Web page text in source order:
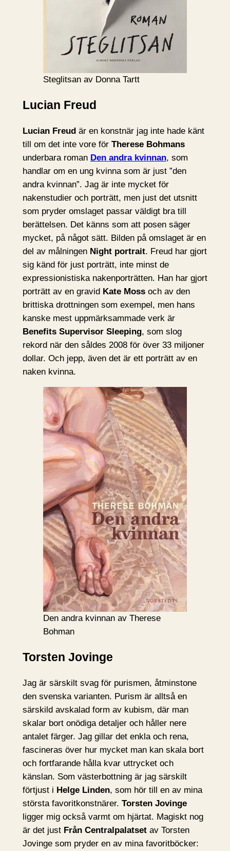
Steglitsan av Donna Tartt
Lucian Freud
Lucian Freudär en konstnär jag inte hade känt
till om det inte vore för Therese Bohmans
underbara roman Den andra kvinnan, som
handlar om en ung kvinna som är just ”den
andra kvinnan”. Jag är inte mycket för
nakenstudier och porträtt, men just det utsnitt
som pryder omslaget passar väldigt bra till
berättelsen. Det känns som att posen säger
mycket, på något sätt. Bilden på omslaget är en
del av målningen Night portrait. Freud har gjort
sig känd för just porträtt, inte minst de
expressionistiska nakenporträtten. Han har gjort
porträtt av en gravid Kate Mossoch av den
brittiska drottningen som exempel, men hans
kanske mest uppmärksammade verk är
Benefits Supervisor Sleeping, som slog
rekord när den såldes 2008 för över 33 miljoner
dollar. Och jepp, även det är ett porträtt av en
naken kvinna.
Den andra kvinnan av Therese
Bohman
Torsten Jovinge
Jag är särskilt svag för purismen, åtminstone
den svenska varianten. Purism är alltså en
särskild avskalad form av kubism, där man
skalar bort onödiga detaljer och håller nere
antalet färger. Jag gillar det enkla och rena,
fascineras över hur mycket man kan skala bort
och fortfarande hålla kvar uttrycket och
känslan. Som västerbottning är jag särskilt
förtjust i Helge Linden, som hör till en av mina
största favoritkonstnärer. Torsten Jovinge
ligger mig också varmt om hjärtat. Magiskt nog
är det just Från Centralpalatsetav Torsten
Jovinge som pryder en av mina favoritböcker: